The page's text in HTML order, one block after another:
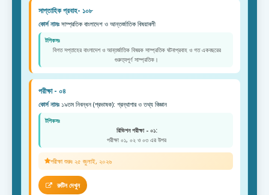
সাপ্তাহিক প্রবাহ- ১০৮
কোর্স নামঃ সাম্প্রতিক বাংলাদেশ ও আন্তর্জাতিক বিষয়াবলী
টপিকসঃ
বিগত সপ্তাহের বাংলাদেশ ও আন্তর্জাতিক বিষয়ক সাম্প্রতিক ঘটনাপ্রবাহ ও গত একবছরের
গুরুত্বপূর্ণ সাম্প্রতিক।
পরীক্ষা - ০৪
কোর্স নামঃ ১৯তম নিবন্ধন (প্রভাষক): গ্রন্থাগার ও তথ্য বিজ্ঞান
টপিকসঃ
রিভিশন পরীক্ষা - ০১:
পরীক্ষা ০১, ০২ ও ০৩ এর উপর
পরীক্ষা শুরুঃ ২৫ জুলাই, ২০২৬
রুটিন দেখুন